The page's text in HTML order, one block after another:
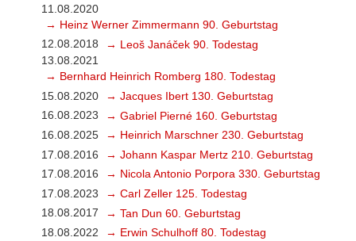
11.08.2020
→ Heinz Werner Zimmermann 90. Geburtstag
12.08.2018
→ Leoš Janáček 90. Todestag
13.08.2021
→ Bernhard Heinrich Romberg 180. Todestag
15.08.2020
→ Jacques Ibert 130. Geburtstag
16.08.2023
→ Gabriel Pierné 160. Geburtstag
16.08.2025
→ Heinrich Marschner 230. Geburtstag
17.08.2016
→ Johann Kaspar Mertz 210. Geburtstag
17.08.2016
→ Nicola Antonio Porpora 330. Geburtstag
17.08.2023
→ Carl Zeller 125. Todestag
18.08.2017
→ Tan Dun 60. Geburtstag
18.08.2022
→ Erwin Schulhoff 80. Todestag